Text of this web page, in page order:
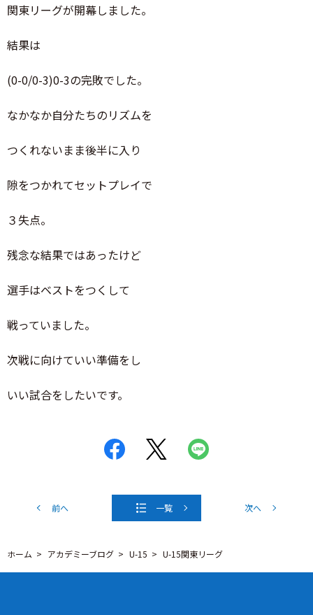
関東リーグが開幕しました。
結果は
(0-0/0-3)0-3の完敗でした。
なかなか自分たちのリズムを
つくれないまま後半に入り
隙をつかれてセットプレイで
３失点。
残念な結果ではあったけど
選手はベストをつくして
戦っていました。
次戦に向けていい準備をし
いい試合をしたいです。
前へ 一覧 次へ
ホーム アカデミーブログ U-15 U-15関東リーグ